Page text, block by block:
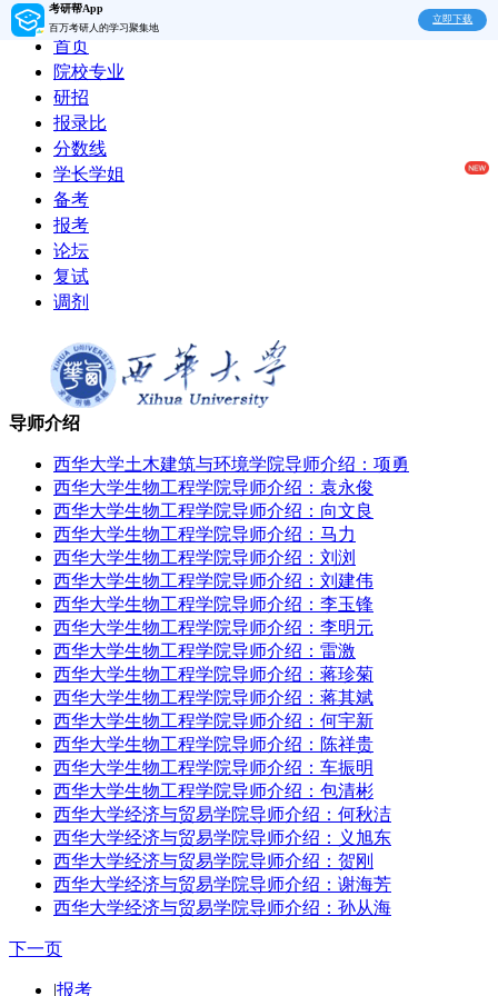
考研帮App
百万考研人的学习聚集地
立即下载
首页
院校专业
研招
报录比
分数线
学长学姐
备考
报考
论坛
复试
调剂
导师介绍
西华大学土木建筑与环境学院导师介绍：项勇
西华大学生物工程学院导师介绍：袁永俊
西华大学生物工程学院导师介绍：向文良
西华大学生物工程学院导师介绍：马力
西华大学生物工程学院导师介绍：刘浏
西华大学生物工程学院导师介绍：刘建伟
西华大学生物工程学院导师介绍：李玉锋
西华大学生物工程学院导师介绍：李明元
西华大学生物工程学院导师介绍：雷激
西华大学生物工程学院导师介绍：蒋珍菊
西华大学生物工程学院导师介绍：蒋其斌
西华大学生物工程学院导师介绍：何宇新
西华大学生物工程学院导师介绍：陈祥贵
西华大学生物工程学院导师介绍：车振明
西华大学生物工程学院导师介绍：包清彬
西华大学经济与贸易学院导师介绍：何秋洁
西华大学经济与贸易学院导师介绍：义旭东
西华大学经济与贸易学院导师介绍：贺刚
西华大学经济与贸易学院导师介绍：谢海芳
西华大学经济与贸易学院导师介绍：孙从海
下一页
|报考